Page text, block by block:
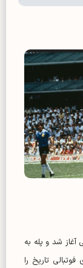
رنگی آغاز شد و پله به
تاریخ را